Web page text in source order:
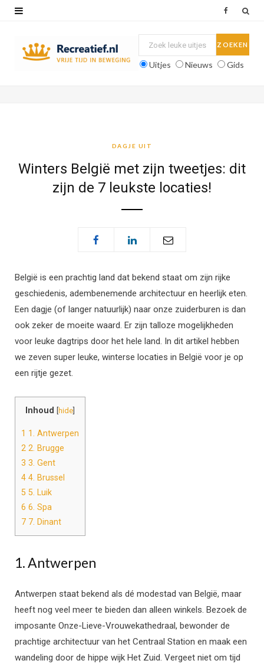
Uitjes Nieuws Gids
DAGJE UIT
Winters België met zijn tweetjes: dit
zijn de 7 leukste locaties!
België is een prachtig land dat bekend staat om zijn rijke
geschiedenis, adembenemende architectuur en heerlijk eten.
Een dagje (of langer natuurlijk) naar onze zuiderburen is dan
ook zeker de moeite waard. Er zijn talloze mogelijkheden
voor leuke dagtrips door het hele land. In dit artikel hebben
we zeven super leuke, winterse locaties in België voor je op
een rijtje gezet.
Inhoud hide
1 1. Antwerpen
2 2. Brugge
3 3. Gent
4 4. Brussel
5 5. Luik
6 6. Spa
7 7. Dinant
1. Antwerpen
Antwerpen staat bekend als dé modestad van België, maar
heeft nog veel meer te bieden dan alleen winkels. Bezoek de
imposante Onze-Lieve-Vrouwekathedraal, bewonder de
prachtige architectuur van het Centraal Station en maak een
wandeling door de hippe wijk Het Zuid. Vergeet niet om tijd